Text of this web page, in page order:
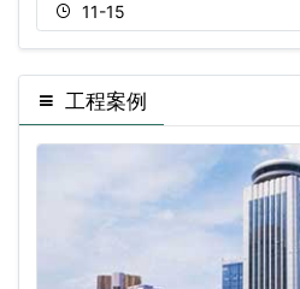
11-15
工程案例